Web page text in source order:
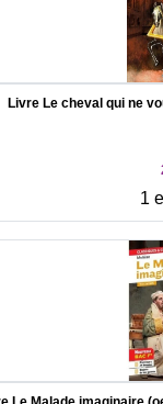
Livre Le cheval qui ne
1